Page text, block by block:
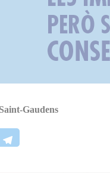
Gaudens